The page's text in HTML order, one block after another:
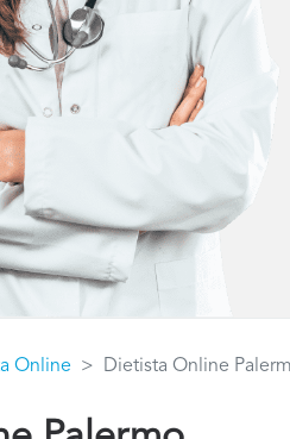
Online Dietista Online